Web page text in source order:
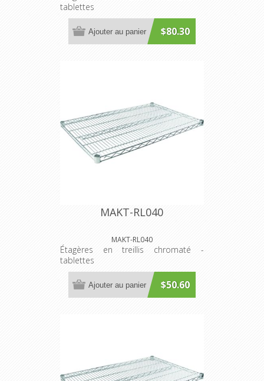
tablettes
$80.30
Ajouter au panier
MAKT-RL040
MAKT-RL040
Étagères en treillis chromaté -
tablettes
$50.60
Ajouter au panier